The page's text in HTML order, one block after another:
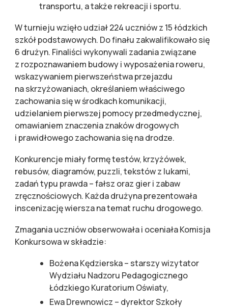
transportu, a także rekreacji i sportu.
W turnieju wzięło udział 224 uczniów z 15 łódzkich
szkół podstawowych. Do finału zakwalifikowało się
6 drużyn. Finaliści wykonywali zadania związane
z rozpoznawaniem budowy i wyposażenia roweru,
wskazywaniem pierwszeństwa przejazdu
na skrzyżowaniach, określaniem właściwego
zachowania się w środkach komunikacji,
udzielaniem pierwszej pomocy przedmedycznej,
omawianiem znaczenia znaków drogowych
i prawidłowego zachowania się na drodze.
Konkurencje miały formę testów, krzyżówek,
rebusów, diagramów, puzzli, tekstów z lukami,
zadań typu prawda – fałsz oraz gier i zabaw
zręcznościowych. Każda drużyna prezentowała
inscenizację wiersza na temat ruchu drogowego.
Zmagania uczniów obserwowała i oceniała Komisja
Konkursowa w składzie:
Bożena Kędzierska – starszy wizytator
Wydziału Nadzoru Pedagogicznego
Łódzkiego Kuratorium Oświaty,
Ewa Drewnowicz – dyrektor Szkoły